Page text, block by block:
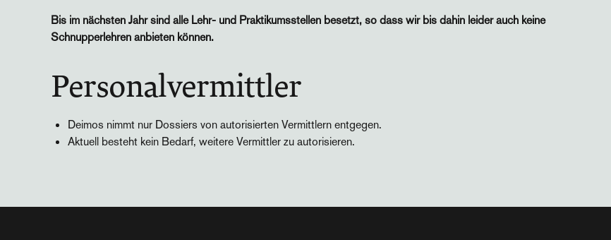
Bis im nächsten Jahr sind alle Lehr- und Praktikumsstellen besetzt, so dass wir bis dahin leider auch keine
Schnupperlehren anbieten können.
Personalvermittler
Deimos nimmt nur Dossiers von autorisierten Vermittlern entgegen.
Aktuell besteht kein Bedarf, weitere Vermittler zu autorisieren.